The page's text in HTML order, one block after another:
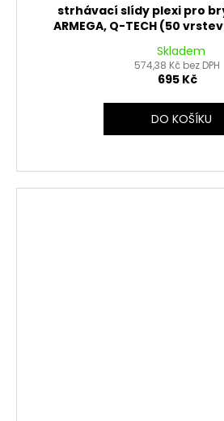
strhávací slídy plexi pro
ARMEGA, Q-TECH (50
Skladem
574,38 Kč bez DPH
695 Kč
DO KOŠÍKU